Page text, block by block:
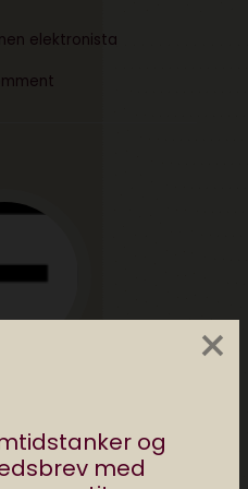
og
med
×
elektronista
deler tips, apps og
om den digitale
bør kende til og de